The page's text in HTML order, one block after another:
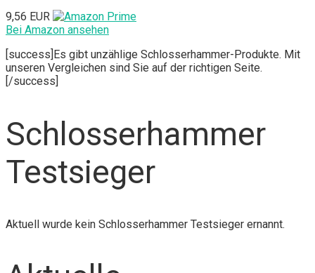
9,56 EUR
Bei Amazon ansehen
[success]Es gibt unzählige Schlosserhammer-Produkte. Mit
unseren Vergleichen sind Sie auf der richtigen Seite.
[/success]
Schlosserhammer
Testsieger
Aktuell wurde kein Schlosserhammer Testsieger ernannt.